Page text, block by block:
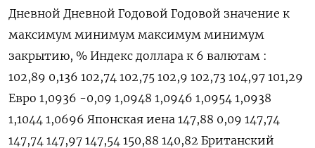
Дневной Дневной Годовой Годовой значение к
максимум минимум максимум минимум
закрытию, % Индекс доллара к 6 валютам :
102,89 0,136 102,74 102,75 102,9 102,73 104,97 101,29
Евро 1,0936 -0,09 1,0948 1,0946 1,0954 1,0938
1,1044 1,0696 Японская иена 147,88 0,09 147,74
147,74 147,97 147,54 150,88 140,82 Британский